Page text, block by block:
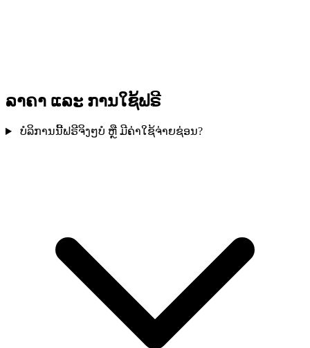
ລາຄາ ແລະ ການໃຊ້ຟຣີ
ບໍລິການນີ້ຟຣີຈິງໆບໍ ຫຼື ມີຄ່າໃຊ້ຈ່າຍຊ່ອນ?